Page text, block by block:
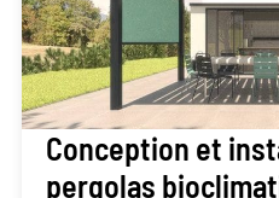
Conception et
pergolas